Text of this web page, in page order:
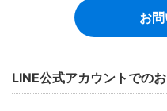
お
LINE公式アカウントでの